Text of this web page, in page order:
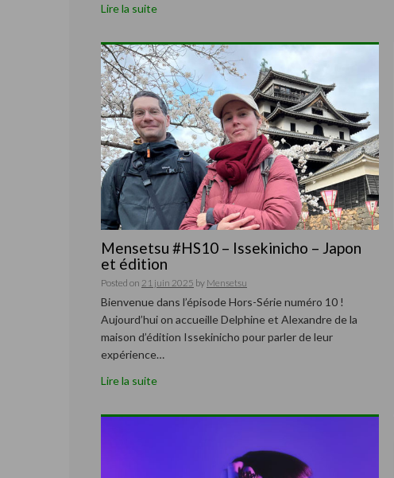
Lire la suite
Mensetsu #HS10 – Issekinicho – Japon
et édition
Posted on 21 juin 2025 by Mensetsu
Bienvenue dans l’épisode Hors-Série numéro 10 !
Aujourd’hui on accueille Delphine et Alexandre de la
maison d’édition Issekinicho pour parler de leur
expérience…
Lire la suite